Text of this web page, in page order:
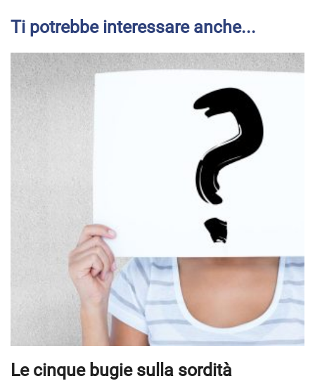
Ti potrebbe interessare anche...
Le cinque bugie sulla sordità